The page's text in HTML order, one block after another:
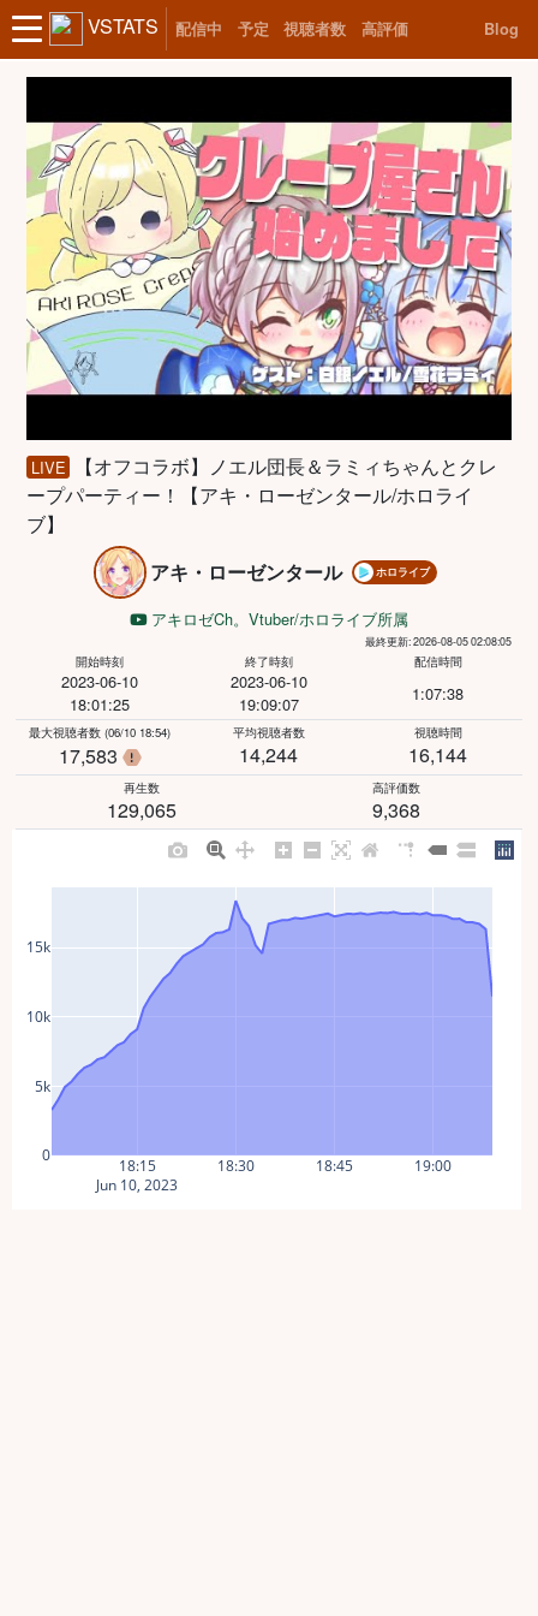
VSTATS 配信中 予定 視聴者数 高評価 Blog
LIVE
【オフコラボ】ノエル団長＆ラミィちゃんとクレ
ープパーティー！【アキ・ローゼンタール/ホロライ
ブ】
アキ・ローゼンタール
ホロライブ
アキロゼCh。Vtuber/ホロライブ所属
最終更新: 2026-08-05 02:08:05
開始時刻
2023-06-10
18:01:25
終了時刻
2023-06-10
19:09:07
配信時間
1:07:38
最大視聴者数 (06/10 18:54)
17,583 瞬間的な視聴者数の急増があったため、最大値から除外
平均視聴者数
14,244
視聴時間
16,144
再生数
129,065
高評価数
9,368
18:15
Jun 10, 2023
18:30 18:45 19:00
0
5k
10k
15k